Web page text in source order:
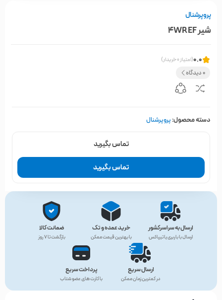
پروپرشنال
شیر 4WREF
0.0(امتیاز 0 خریدار)
0 دیدگاه
دسته محصول:پروپرشنال
تماس بگیرید
تماس بگیرید
ارسال به سراسرکشور
ارسال با باربری یا تیپاکس
خرید عمده و تک
با بهترین قیمت ممکن
ضمانت کالا
بازگشت تا ۷ روز
ارسال سریع
در کمترین زمان ممکن
پرداخت سریع
با کارت های عضو شتاب